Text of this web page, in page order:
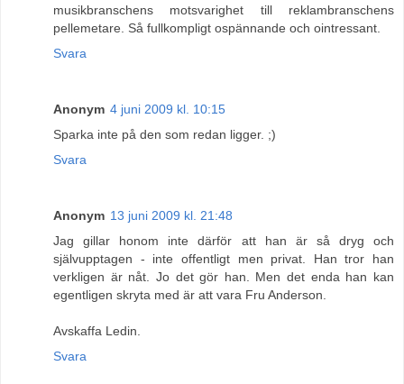
musikbranschens motsvarighet till reklambranschens
pellemetare. Så fullkompligt ospännande och ointressant.
Svara
Anonym 4 juni 2009 kl. 10:15
Sparka inte på den som redan ligger. ;)
Svara
Anonym 13 juni 2009 kl. 21:48
Jag gillar honom inte därför att han är så dryg och
självupptagen - inte offentligt men privat. Han tror han
verkligen är nåt. Jo det gör han. Men det enda han kan
egentligen skryta med är att vara Fru Anderson.
Avskaffa Ledin.
Svara